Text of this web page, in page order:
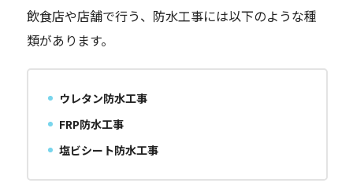
飲食店や店舗で行う、防水工事には以下のような種
類があります。
ウレタン防水工事
FRP防水工事
塩ビシート防水工事